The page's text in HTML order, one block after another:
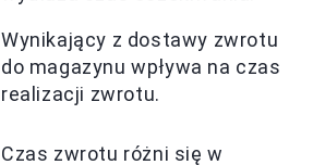
Wynikający z dostawy zwrotu
do magazynu wpływa na czas
realizacji zwrotu.
Czas zwrotu różni się w